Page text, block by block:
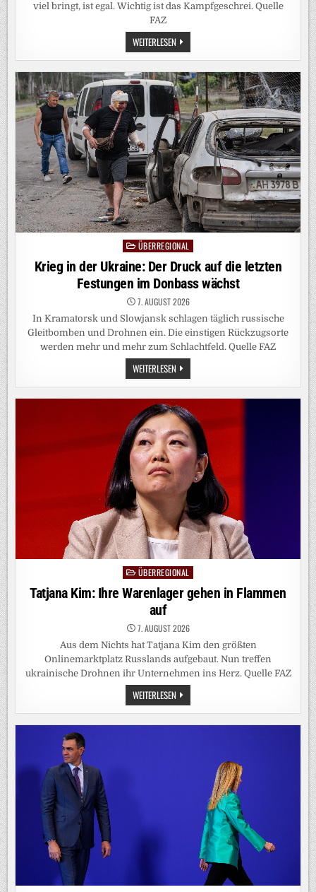
viel bringt, ist egal. Wichtig ist das Kampfgeschrei. Quelle
FAZ
WEITERLESEN US-
STAATSBÜRGERSCHAFT:
FÜR
TRUMP
ZÄHLT
DIE
BOTSCHAFT,
NICHT
DAS
ERGEBNIS
Posted
in
ÜBERREGIONAL
Krieg in der Ukraine: Der Druck auf die letzten
Festungen im Donbass wächst
7. AUGUST 2026
In Kramatorsk und Slowjansk schlagen täglich russische
Gleitbomben und Drohnen ein. Die einstigen Rückzugsorte
werden mehr und mehr zum Schlachtfeld. Quelle FAZ
WEITERLESEN KRIEG
IN
DER
UKRAINE:
DER
DRUCK
AUF
DIE
LETZTEN
FESTUNGEN
IM
DONBASS
WÄCHST
Posted
in
ÜBERREGIONAL
Tatjana Kim: Ihre Warenlager gehen in Flammen
auf
7. AUGUST 2026
Aus dem Nichts hat Tatjana Kim den größten
Onlinemarktplatz Russlands aufgebaut. Nun treffen
ukrainische Drohnen ihr Unternehmen ins Herz. Quelle FAZ
WEITERLESEN TATJANA
KIM:
IHRE
WARENLAGER